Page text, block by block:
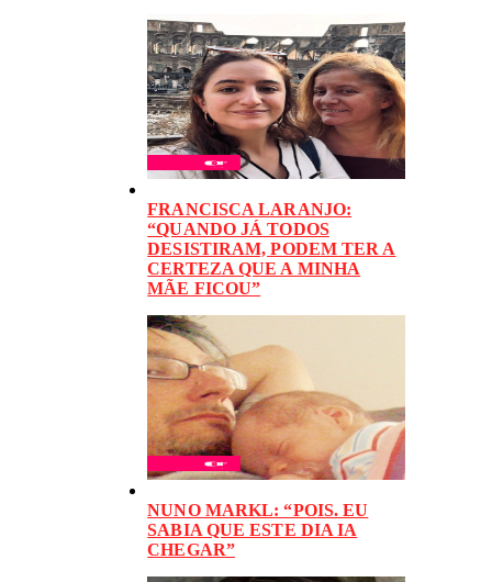
FRANCISCA LARANJO:
“QUANDO JÁ TODOS
DESISTIRAM, PODEM TER A
CERTEZA QUE A MINHA
MÃE FICOU”
NUNO MARKL: “POIS. EU
SABIA QUE ESTE DIA IA
CHEGAR”